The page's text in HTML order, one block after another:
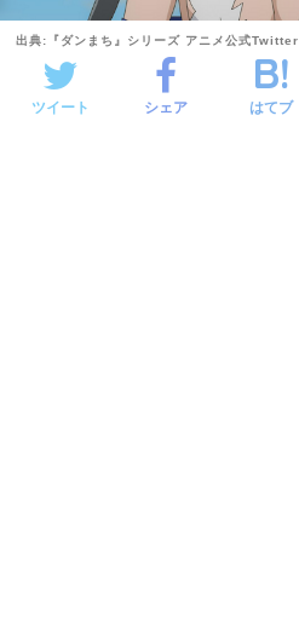
出典:『ダンまち』シリーズ アニメ公式Twitter
ツイート シェア はてブ